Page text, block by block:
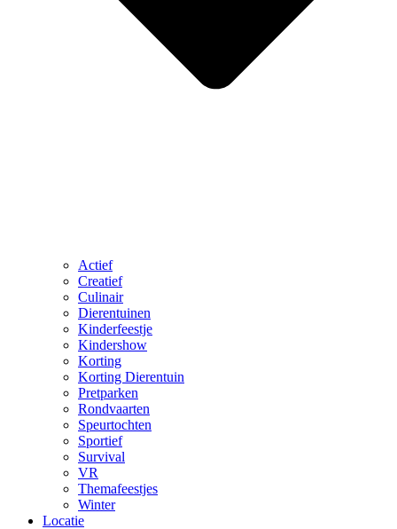
Actief
Creatief
Culinair
Dierentuinen
Kinderfeestje
Kindershow
Korting
Korting Dierentuin
Pretparken
Rondvaarten
Speurtochten
Sportief
Survival
VR
Themafeestjes
Winter
Locatie